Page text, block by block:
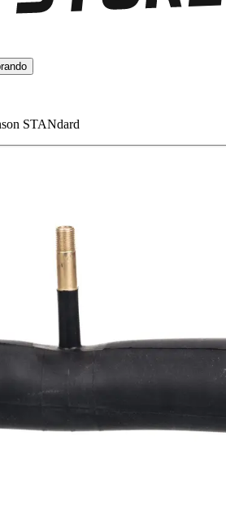
STANdard